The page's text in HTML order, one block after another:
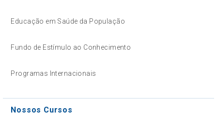
Educação em Saúde da População
Fundo de Estímulo ao Conhecimento
Programas Internacionais
Nossos Cursos